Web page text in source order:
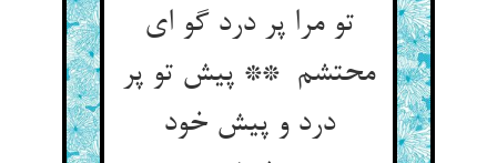
تو مرا پر درد گو ای
محتشم ** پیش تو پر
درد و پیش خود